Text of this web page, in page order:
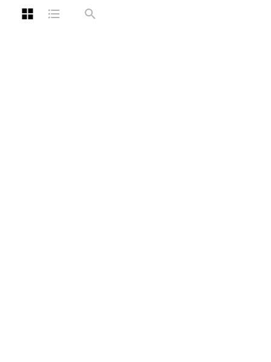
Studienbereich
Kachelansicht
Listenansicht